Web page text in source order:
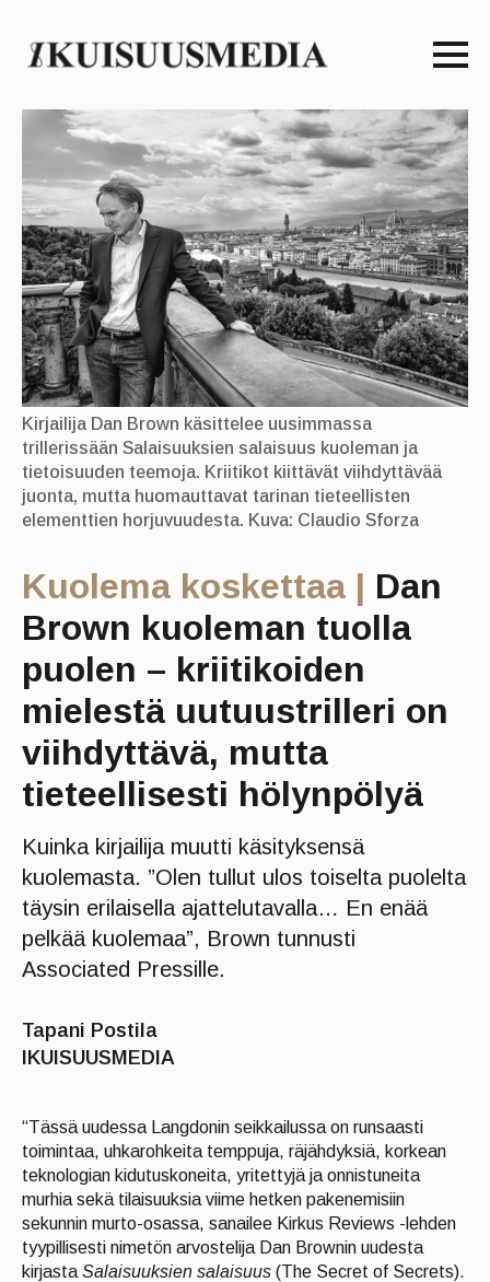
Kirjailija Dan Brown käsittelee uusimmassa
trillerissään Salaisuuksien salaisuus kuoleman ja
tietoisuuden teemoja. Kriitikot kiittävät viihdyttävää
juonta, mutta huomauttavat tarinan tieteellisten
elementtien horjuvuudesta. Kuva: Claudio Sforza
Kuolema koskettaa | Dan
Brown kuoleman tuolla
puolen – kriitikoiden
mielestä uutuustrilleri on
viihdyttävä, mutta
tieteellisesti hölynpölyä
Kuinka kirjailija muutti käsityksensä
kuolemasta. ”Olen tullut ulos toiselta puolelta
täysin erilaisella ajattelutavalla… En enää
pelkää kuolemaa”, Brown tunnusti
Associated Pressille.
Tapani Postila
IKUISUUSMEDIA
“Tässä uudessa Langdonin seikkailussa on runsaasti
toimintaa, uhkarohkeita temppuja, räjähdyksiä, korkean
teknologian kidutuskoneita, yritettyjä ja onnistuneita
murhia sekä tilaisuuksia viime hetken pakenemisiin
sekunnin murto-osassa, sanailee Kirkus Reviews -lehden
tyypillisesti nimetön arvostelija Dan Brownin uudesta
kirjasta Salaisuuksien salaisuus (The Secret of Secrets).